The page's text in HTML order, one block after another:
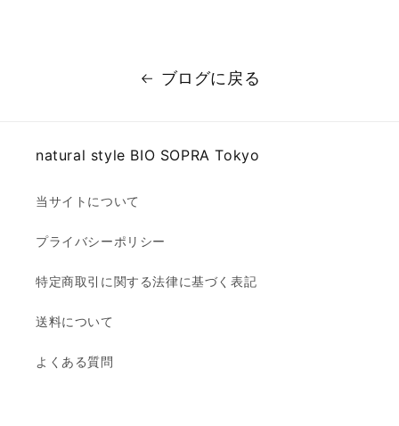
ブログに戻る
natural style BIO SOPRA Tokyo
当サイトについて
プライバシーポリシー
特定商取引に関する法律に基づく表記
送料について
よくある質問